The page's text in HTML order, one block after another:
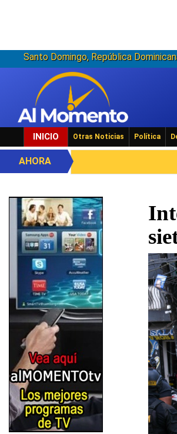
Santo Domingo, República
INICIO Otras Noticias Política
AHORA